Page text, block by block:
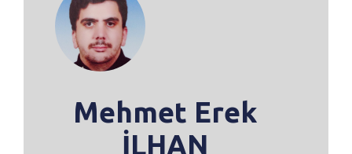
Mehmet Erek
İLHAN